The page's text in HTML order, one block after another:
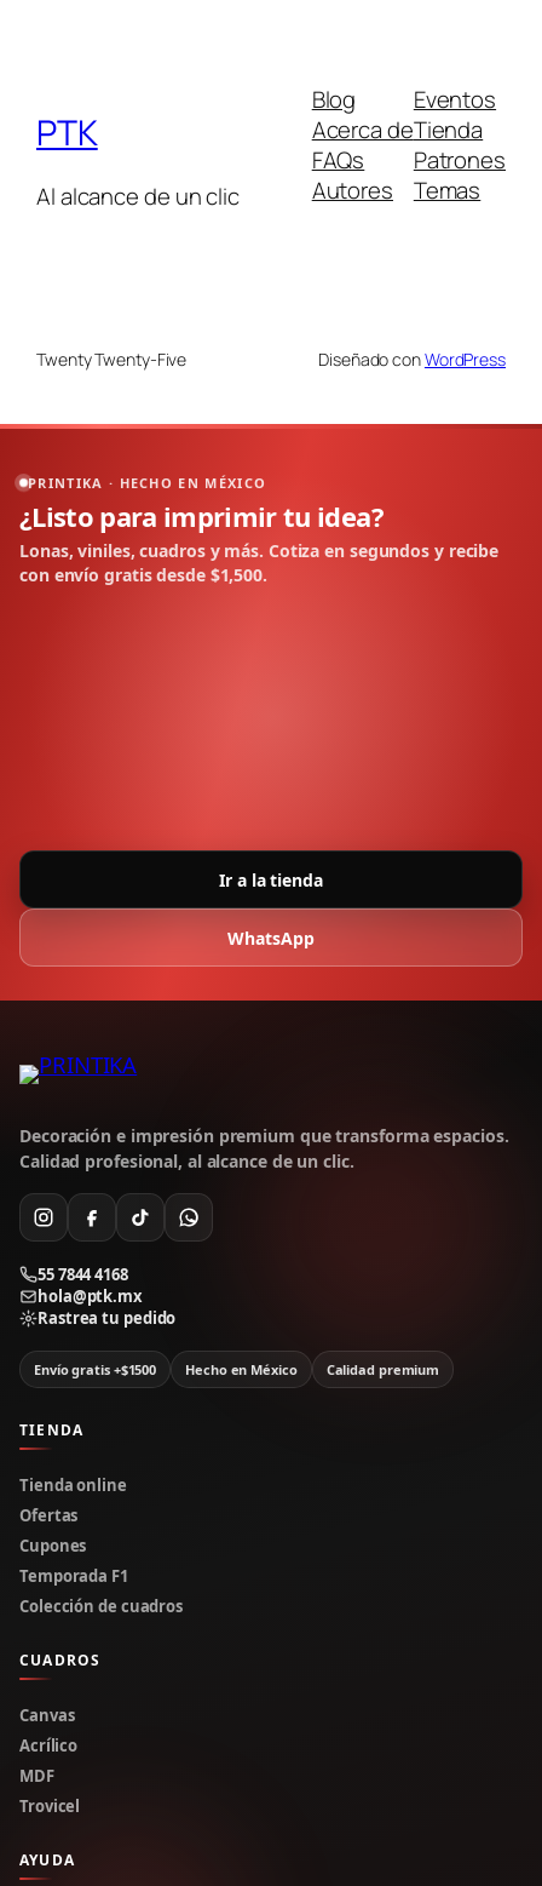
PTK
Al alcance de un clic
Blog
Acerca de
FAQs
Autores
Eventos
Tienda
Patrones
Temas
Twenty Twenty-Five Diseñado conWordPress
PRINTIKA · HECHO EN MÉXICO
¿Listo para imprimir tu idea?
Lonas, viniles, cuadros y más. Cotiza en segundos y recibe
con envío gratis desde $1,500.
Ir a la tienda
WhatsApp
Decoración e impresión premium que transforma espacios.
Calidad profesional, al alcance de un clic.
55 7844 4168
hola@ptk.mx
Rastrea tu pedido
Envío gratis +$1500 Hecho en México Calidad premium
TIENDA
Tienda online
Ofertas
Cupones
Temporada F1
Colección de cuadros
CUADROS
Canvas
Acrílico
MDF
Trovicel
AYUDA